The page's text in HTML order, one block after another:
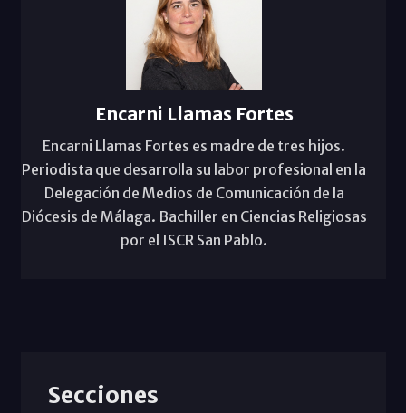
Encarni Llamas Fortes
Encarni Llamas Fortes es madre de tres hijos.
Periodista que desarrolla su labor profesional en la
Delegación de Medios de Comunicación de la
Diócesis de Málaga. Bachiller en Ciencias Religiosas
por el ISCR San Pablo.
Secciones